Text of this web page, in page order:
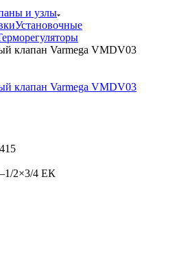
и узлы
Установочные
клапан Varmega VMDV03
1/2×3/4 ЕК